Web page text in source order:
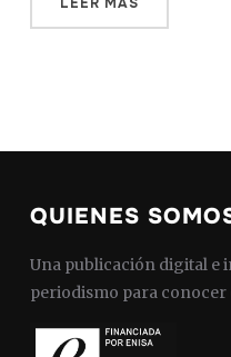
QUIENES
Una publicación digital e
periodismo para conocer